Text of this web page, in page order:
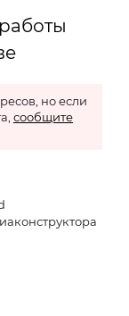
но если
сообщите